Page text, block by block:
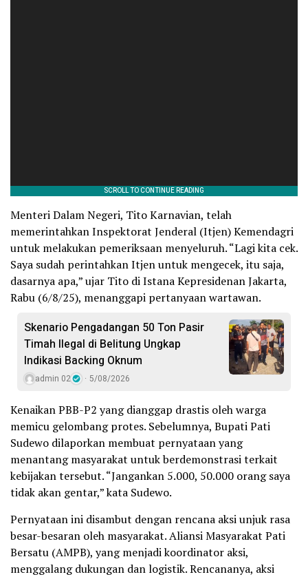
Menteri Dalam Negeri, Tito Karnavian, telah
memerintahkan Inspektorat Jenderal (Itjen) Kemendagri
untuk melakukan pemeriksaan menyeluruh. “Lagi kita cek.
Saya sudah perintahkan Itjen untuk mengecek, itu saja,
dasarnya apa,” ujar Tito di Istana Kepresidenan Jakarta,
Rabu (6/8/25), menanggapi pertanyaan wartawan.
Skenario Pengadangan 50 Ton Pasir
Timah Ilegal di Belitung Ungkap
Indikasi Backing Oknum
admin 02 5/08/2026
Kenaikan PBB-P2 yang dianggap drastis oleh warga
memicu gelombang protes. Sebelumnya, Bupati Pati
Sudewo dilaporkan membuat pernyataan yang
menantang masyarakat untuk berdemonstrasi terkait
kebijakan tersebut. “Jangankan 5.000, 50.000 orang saya
tidak akan gentar,” kata Sudewo.
Pernyataan ini disambut dengan rencana aksi unjuk rasa
besar-besaran oleh masyarakat. Aliansi Masyarakat Pati
Bersatu (AMPB), yang menjadi koordinator aksi,
menggalang dukungan dan logistik. Rencananya, aksi